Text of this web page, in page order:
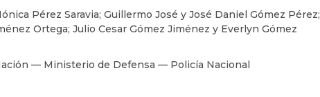
Pérez Saravia; Guillermo José y José Daniel Gómez Pérez;
Ortega; Julio Cesar Gómez Jiménez y Everlyn Gómez
— Ministerio de Defensa — Policía Nacional